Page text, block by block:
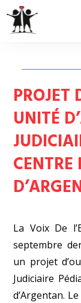
PROJET
UNITÉ
La Voix De
septembre
un projet
Judiciaire
d’Argentan.